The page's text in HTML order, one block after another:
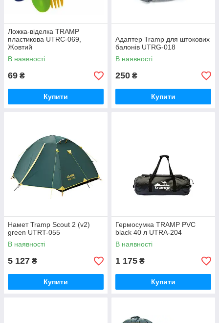
Ложка-віделка TRAMP
пластикова UTRC-069,
Жовтий
В наявності
69 ₴
Купити
Адаптер Tramp для штокових
балонів UTRG-018
В наявності
250 ₴
Купити
Намет Tramp Scout 2 (v2)
green UTRT-055
В наявності
5 127 ₴
Купити
Гермосумка TRAMP PVC
black 40 л UTRA-204
В наявності
1 175 ₴
Купити